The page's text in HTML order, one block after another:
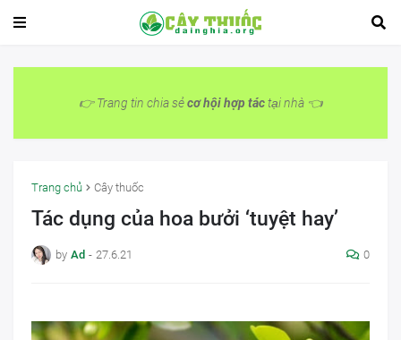
👉 Trang tin chia sẻcơ hội hợp táctại nhà 👈
Trang chủ Cây thuốc
Tác dụng của hoa bưởi ‘tuyệt hay’
by Ad - 27.6.21 0